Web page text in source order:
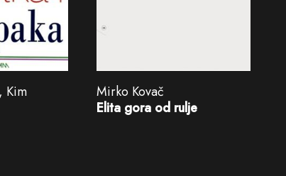
Kim
Mirko Kovač
Elita gora od rulje